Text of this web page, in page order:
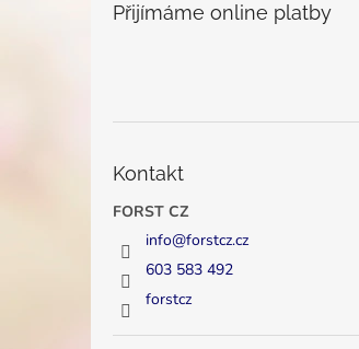
Přijímáme online platby
Kontakt
FORST CZ
info@forstcz.cz
603 583 492
forstcz